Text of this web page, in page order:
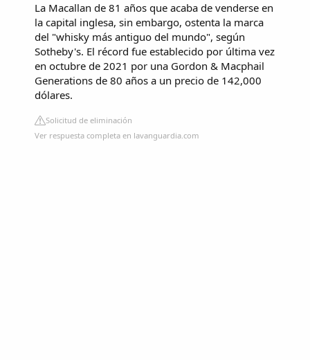
La Macallan de 81 años que acaba de venderse en
la capital inglesa, sin embargo, ostenta la marca
del "whisky más antiguo del mundo", según
Sotheby's. El récord fue establecido por última vez
en octubre de 2021 por una Gordon & Macphail
Generations de 80 años a un precio de 142,000
dólares.
Solicitud de eliminación
Ver respuesta completa en lavanguardia.com